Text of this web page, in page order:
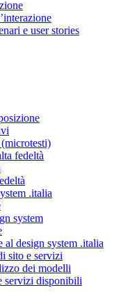
e user stories
fedeltà
.italia
system
design system .italia
sito e servizi
dei modelli
servizi disponibili